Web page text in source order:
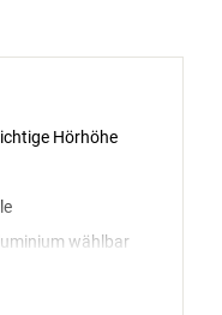
Hörhöhe
wählbar